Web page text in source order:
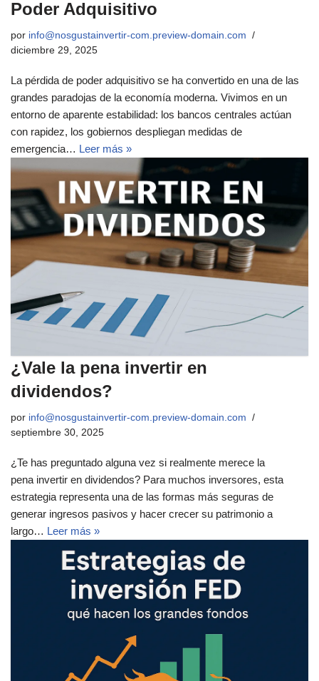
Poder Adquisitivo
por info@nosgustainvertir-com.preview-domain.com
diciembre 29, 2025
La pérdida de poder adquisitivo se ha convertido en una de las
grandes paradojas de la economía moderna. Vivimos en un
entorno de aparente estabilidad: los bancos centrales actúan
con rapidez, los gobiernos despliegan medidas de
emergencia… Leer más »
¿Vale la pena invertir en
dividendos?
por info@nosgustainvertir-com.preview-domain.com
septiembre 30, 2025
¿Te has preguntado alguna vez si realmente merece la
pena invertir en dividendos? Para muchos inversores, esta
estrategia representa una de las formas más seguras de
generar ingresos pasivos y hacer crecer su patrimonio a
largo… Leer más »